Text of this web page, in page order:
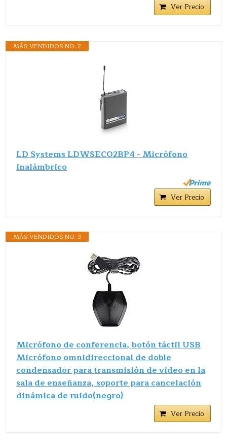
Ver Precio
MÁS VENDIDOS NO. 2
LD Systems LDWSECO2BP4 - Micrófono
inalámbrico
Ver Precio
MÁS VENDIDOS NO. 3
Micrófono de conferencia, botón táctil USB
Micrófono omnidireccional de doble
condensador para transmisión de video en la
sala de enseñanza, soporte para cancelación
dinámica de ruido(negro)
Ver Precio